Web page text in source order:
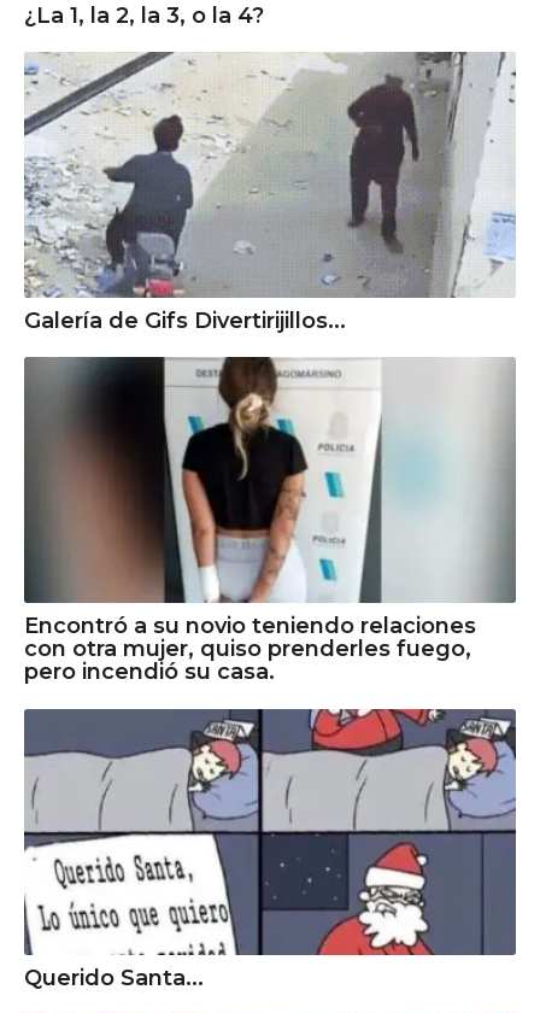
¿La 1, la 2, la 3, o la 4?
Galería de Gifs Divertirijillos...
Encontró a su novio teniendo relaciones
con otra mujer, quiso prenderles fuego,
pero incendió su casa.
Querido Santa...